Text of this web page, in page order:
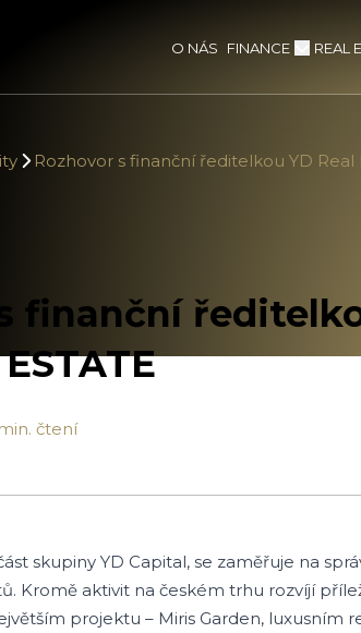
O NÁS FINANCE REAL
Rozhovor s finanční ředitelkou YD Real
s finanční
čtení
skupiny YD Capital, se zaměřuje na
Kromě aktivit na českém trhu rozvíjí
projektu – Miris Garden,